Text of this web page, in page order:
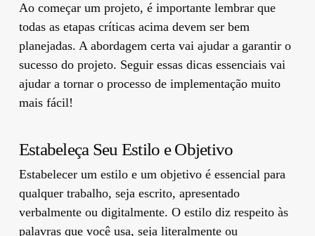
Ao começar um projeto, é importante lembrar que
todas as etapas críticas acima devem ser bem
planejadas. A abordagem certa vai ajudar a garantir o
sucesso do projeto. Seguir essas dicas essenciais vai
ajudar a tornar o processo de implementação muito
mais fácil!
Estabeleça Seu Estilo e Objetivo
Estabelecer um estilo e um objetivo é essencial para
qualquer trabalho, seja escrito, apresentado
verbalmente ou digitalmente. O estilo diz respeito às
palavras que você usa, seja literalmente ou